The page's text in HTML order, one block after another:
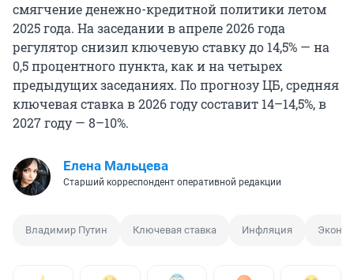
смягчение денежно-кредитной политики летом
2025 года. На заседании в апреле 2026 года
регулятор снизил ключевую ставку до 14,5% — на
0,5 процентного пункта, как и на четырех
предыдущих заседаниях. По прогнозу ЦБ, средняя
ключевая ставка в 2026 году составит 14–14,5%, в
2027 году — 8–10%.
Елена Мальцева
Старший корреспондент оперативной редакции
Владимир Путин Ключевая ставка Инфляция